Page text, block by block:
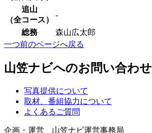
追山
（全コース）
-
総務
森山広太郎
一つ前のページへ戻る
山笠ナビへのお問い合わせ
写真提供について
取材、番組協力について
よくあるご質問
企画・運営 山笠ナビ運営事務局